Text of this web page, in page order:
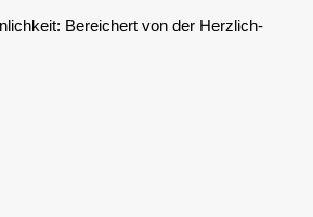
Berei­chert von der Herz­lich­